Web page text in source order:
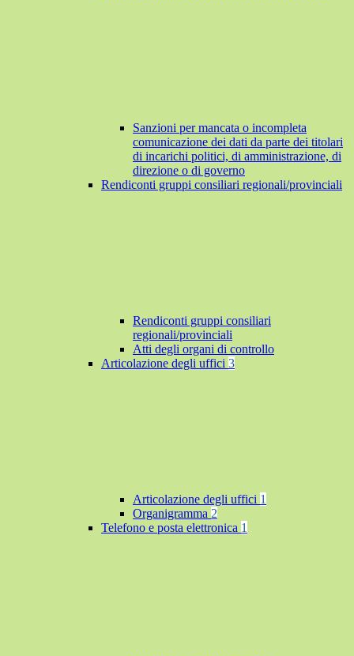
Sanzioni per mancata o incompleta
comunicazione dei dati da parte dei titolari
di incarichi politici, di amministrazione, di
direzione o di governo
Rendiconti gruppi consiliari regionali/provinciali
Rendiconti gruppi consiliari
regionali/provinciali
Atti degli organi di controllo
Articolazione degli uffici 3
Articolazione degli uffici 1
Organigramma 2
Telefono e posta elettronica 1